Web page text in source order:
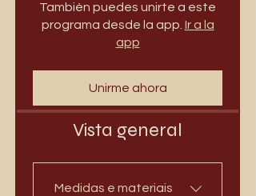
También puedes unirte a este
programa desde la app. Ir a la
app
Unirme ahora
Vista general
Medidas e materiais